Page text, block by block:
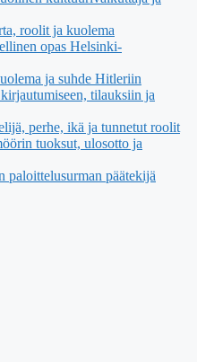
roolit ja kuolema
opas Helsinki-
ja suhde Hitleriin
tilauksiin ja
perhe, ikä ja tunnetut roolit
tuoksut, ulosotto ja
paloittelusurman päätekijä